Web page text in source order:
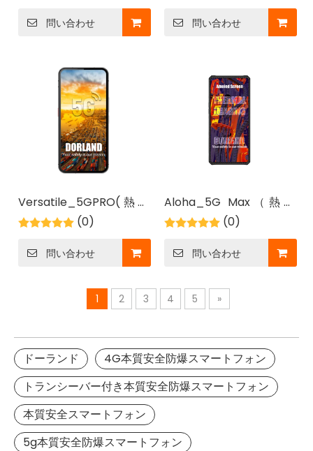
2026-05-13
本質安全防爆バーコードスキャナーを使用して、危険エ
問い合わせ 問い合わせ
Versatile_5GPRO(熱画
像)
(0)
問い合わせ
Aloha_5G Max（熱画
像）
(0)
問い合わせ
1 2 3 4 5 »
ドーランド
4G本質安全防爆スマートフォン
トランシーバー付き本質安全防爆スマートフォン
本質安全スマートフォン
5g本質安全防爆スマートフォン